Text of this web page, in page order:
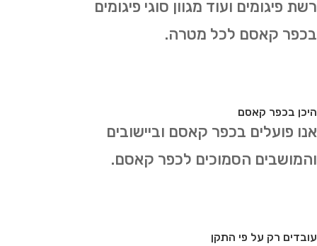
רשת פיגומים ועוד מגוון סוגי פיגומים
בכפר קאסם לכל מטרה.
היכן בכפר קאסם
אנו פועלים בכפר קאסם וביישובים
והמושבים הסמוכים לכפר קאסם.
עובדים רק על פי התקן